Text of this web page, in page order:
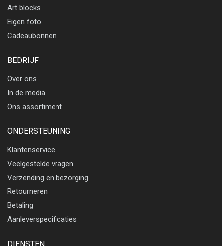
Art blocks
Eigen foto
Cadeaubonnen
BEDRIJF
Over ons
In de media
Ons assortiment
ONDERSTEUNING
Klantenservice
Veelgestelde vragen
Verzending en bezorging
Retourneren
Betaling
Aanleverspecificaties
DIENSTEN